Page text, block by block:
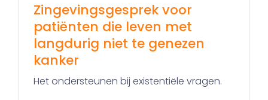
Zingevingsgesprek voor
patiënten die leven met
langdurig niet te genezen
kanker
Het ondersteunen bij existentiële vragen.